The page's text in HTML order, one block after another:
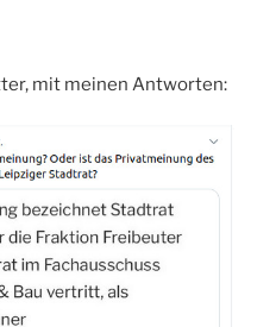
mit meinen Antworten: